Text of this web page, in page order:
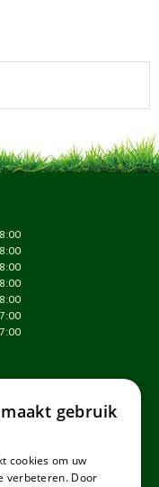
gebruik
cookies om uw
verbeteren. Door